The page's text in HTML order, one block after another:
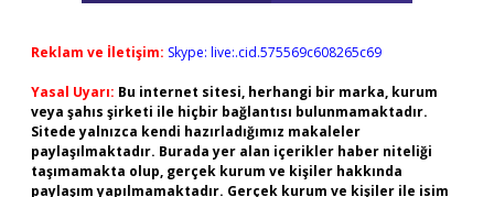
Reklam ve İletişim: Skype: live:.cid.575569c608265c69
Yasal Uyarı: Bu internet sitesi, herhangi bir marka, kurum
veya şahıs şirketi ile hiçbir bağlantısı bulunmamaktadır.
Sitede yalnızca kendi hazırladığımız makaleler
paylaşılmaktadır. Burada yer alan içerikler haber niteliği
taşımamakta olup, gerçek kurum ve kişiler hakkında
paylaşım yapılmamaktadır. Gerçek kurum ve kişiler ile isim